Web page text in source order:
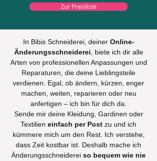
Zur Preisliste
In Bibis Schneiderei, deiner Online-
Änderungsschneiderei , biete ich dir alle
Arten von professionellen Anpassungen und
Reparaturen, die deine Lieblingsteile
verdienen. Egal, ob ändern, kürzen, enger
machen, weiten, reparieren oder neu
anfertigen – ich bin für dich da.
Sende mir deine Kleidung, Gardinen oder
Textilien einfach per Post zu und ich
kümmere mich um den Rest. Ich verstehe,
dass Zeit kostbar ist. Deshalb mache ich
Änderungsschneiderei so bequem wie nie